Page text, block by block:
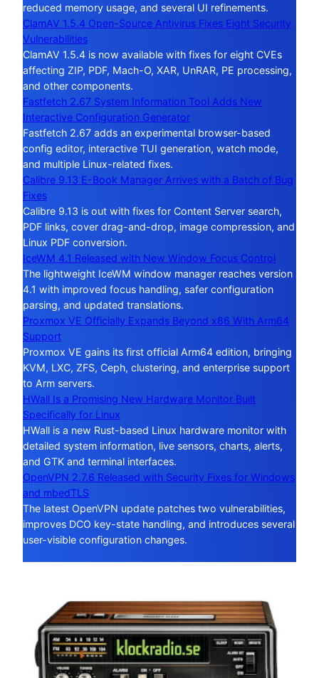
reduced memory usage, and several UI refinements.
ClamAV 1.5.4 Open-Source Antivirus Fixes Eight Security
Vulnerabilities
ClamAV 1.5.4 is now available with fixes for eight CVEs
affecting ZIP, PDF, Mach-O, XAR, UnRAR, PE processing,
and other components.
Fastfetch 2.67 System Information Tool Adds New
Interactive Configuration Generator
Fastfetch 2.67 adds an experimental browser-based
config editor, interactive TUI generation, watch mode,
and multiple Linux-related fixes.
Calibre 9.13 E-Book Manager Arrives with a Batch of Bug
Fixes
Calibre 9.13 is out with fixes for Content Server search,
PDF links, cover drag-and-drop, image compression, and
Linux PDF conversion.
IceWM 4.1 Released with New Window Focus Control
The lightweight IceWM window manager reaches version
4.1 with improved focus handling, safer configuration
parsing, and updated translations.
Proxmox VE Officially Expands Beyond x86 With Arm64
Support
Proxmox VE gains its first official Arm64 edition, bringing
KVM, LXC, ZFS, Ceph, clustering, and enterprise support
to Arm servers.
HWall Is a Promising New Hardware Monitor Built
Specifically for Linux
HWall is a new Rust-based Linux hardware monitor with
detailed system information, live sensors, charts, alerts,
and GTK and terminal interfaces.
OpenVPN 2.7.6 Released with Security Fixes for Windows
and mbedTLS
The latest OpenVPN update patches two vulnerabilities,
improves DCO key-state handling, and introduces several
user-visible configuration changes.